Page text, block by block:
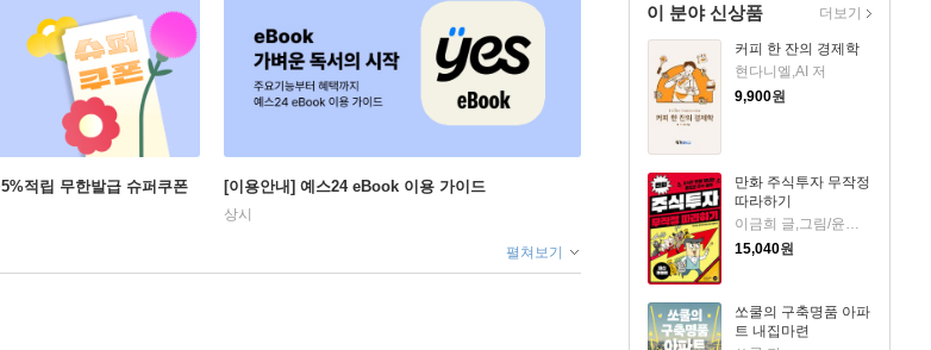
이 분야 신상품
커피 한 잔의 경제학
현다니엘,AI 저
9,900원
만화 주식투자 무작정
따라하기
이금희 글,그림/윤재수 원작
15,040원
쏘쿨의 구축명품 아파
트 내집마련
더보기
적립 무한발급 슈퍼쿠폰 [이용안내] 예스24 eBook 이용 가이드
상시
펼쳐보기